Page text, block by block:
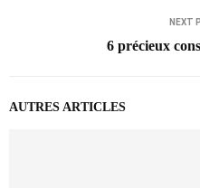
NEXT
6 précieux
AUTRES ARTICLES